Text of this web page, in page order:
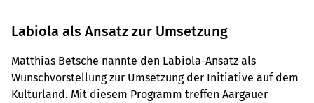
Labiola als Ansatz zur Umsetzung
Matthias Betsche nannte den Labiola-Ansatz als
Wunschvorstellung zur Umsetzung der Initiative auf dem
Kulturland. Mit diesem Programm treffen Aargauer